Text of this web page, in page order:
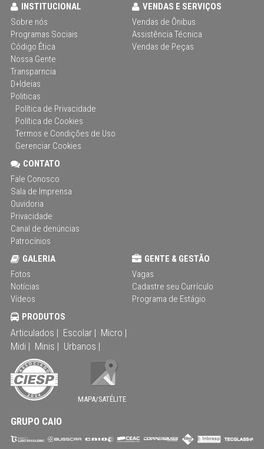
INSTITUCIONAL
Sobre nós
Programas Sociais
Código Ética
Nossa Gente
Transparncia
D+Ideias
Politicas
Política de Privacidade
Política de Cookies
Termos e Condições de Uso
Gerenciar Cookies
VENDAS E SERVIÇOS
Vendas de Ônibus
Assistência Técnica
Vendas de Peças
CONTATO
Fale Conosco
Sala de Imprensa
Ouvidoria
Privacidade
Canal de denúncias
Patrocínios
GALERIA
Fotos
Notícias
Vídeos
GENTE & GESTÃO
Vagas
Cadastre seu Currículo
Programa de Estágio
PRODUTOS
Articulados | Escolar | Micro |
Midi | Minis | Urbanos |
MAPA/SATÉLITE
GRUPO CAIO